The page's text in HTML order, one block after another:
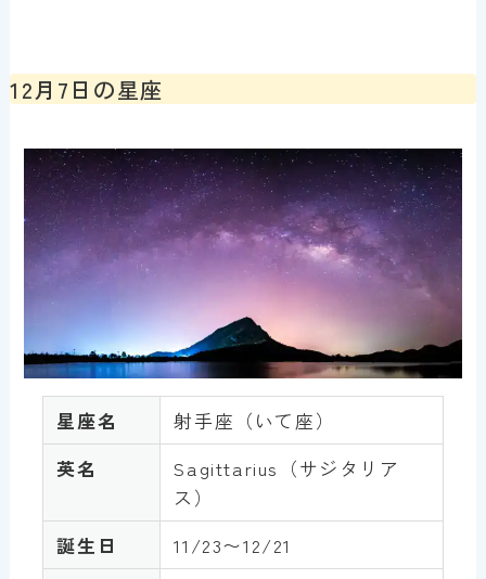
12月7日の星座
星座名
射手座（いて座）
英名
Sagittarius（サジタリア
ス）
誕生日
11/23〜12/21